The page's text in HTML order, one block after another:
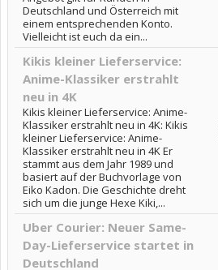
Deutschland und Österreich mit
einem entsprechenden Konto.
Vielleicht ist euch da ein...
Kikis kleiner Lieferservice:
Anime-Klassiker erstrahlt
neu in 4K
Kikis kleiner Lieferservice: Anime-
Klassiker erstrahlt neu in 4K: Kikis
kleiner Lieferservice: Anime-
Klassiker erstrahlt neu in 4K Er
stammt aus dem Jahr 1989 und
basiert auf der Buchvorlage von
Eiko Kadon. Die Geschichte dreht
sich um die junge Hexe Kiki,...
Uber Courier: Neuer Same-
Day-Lieferservice startet in
Deutschland